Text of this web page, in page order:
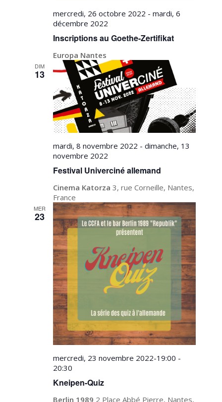
Inscriptions au Goethe-Zertifikat
mercredi, 26 octobre 2022 -mardi, 6
décembre 2022
Europa Nantes
DIM
13
Festival Univerciné allemand
mardi, 8 novembre 2022 -dimanche, 13
novembre 2022
Cinema Katorza3, rue Corneille, Nantes,
France
MER
23
Kneipen-Quiz
mercredi, 23 novembre 2022-19:00 -
20:30
Berlin 1989 2 Place Abbé Pierre, Nantes,